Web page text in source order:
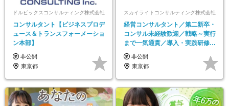
ドルビックスコンサルティング株式会社
コンサルタント【ビジネスプロデ
ュース＆トランスフォーメーショ
ン本部】
非公開
東京都
スカイライトコンサルティング株式会社
経営コンサルタント／第二新卒・
コンサル未経験歓迎／戦略～実行
まで一気通貫／導入・実践研修で
サポート
非公開
東京都